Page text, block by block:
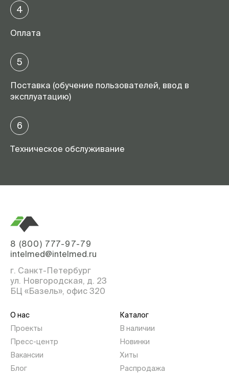
4
Оплата
5
Поставка (обучение пользователей, ввод в
эксплуатацию)
6
Техническое обслуживание
8 (800) 777-97-79
intelmed@intelmed.ru
г. Санкт-Петербург
ул. Новгородская, д. 23
БЦ «Базель», офис 320
О нас
Проекты
Пресс-центр
Вакансии
Блог
Каталог
В наличии
Новинки
Хиты
Распродажа